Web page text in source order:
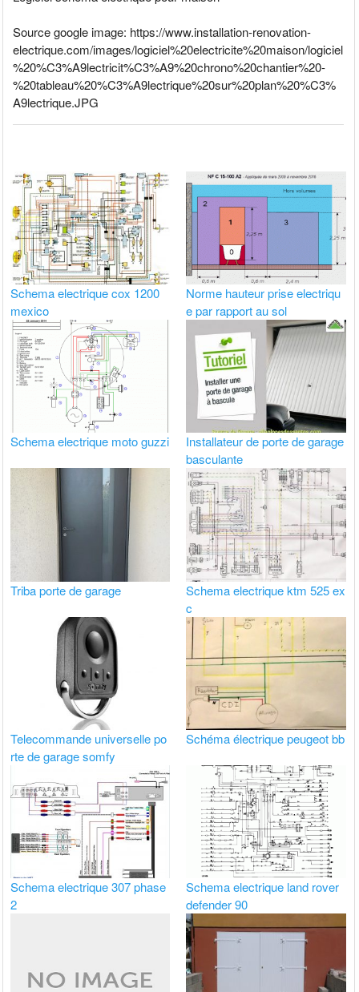
Source google image: https://www.installation-renovation-
electrique.com/images/logiciel%20electricite%20maison/logiciel
%20%C3%A9lectricit%C3%A9%20chrono%20chantier%20-
%20tableau%20%C3%A9lectrique%20sur%20plan%20%C3%
A9lectrique.JPG
Schema electrique cox 1200
mexico
Norme hauteur prise electriqu
e par rapport au sol
Schema electrique moto guzzi
Installateur de porte de garage
basculante
Triba porte de garage
Schema electrique ktm 525 ex
c
Telecommande universelle po
rte de garage somfy
Schéma électrique peugeot bb
Schema electrique 307 phase
2
Schema electrique land rover
defender 90